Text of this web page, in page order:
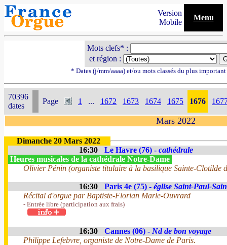
Version
Mobile
Menu
Mots clefs* :
et région :
* Dates (j/mm/aaaa) et/ou mots classés du plus
70396
dates
Page 1 ... 1672 1673 1674 1675 1676
Mars 2022
Dimanche 20 Mars 2022
16:30
Le Havre (76) - cathédrale
Heures musicales de la cathédrale Notre-Dame
Olivier Pénin (organiste titulaire à la basilique Sainte-Clotilde
16:30 Paris 4e (75) - église Saint-Paul-
Récital d'orgue par Baptiste-Florian Marle-Ouvrard
- Entrée libre (participation aux frais)
16:30 Cannes (06) - Nd de bon voyage
Philippe Lefebvre, organiste de Notre-Dame de Paris.